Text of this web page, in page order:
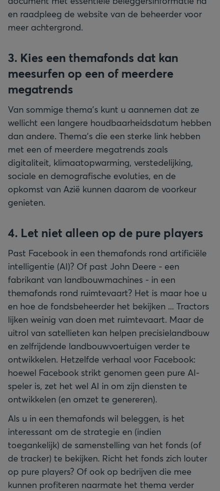
en raadpleeg de website van de beheerder voor
meer achtergrond.
3. Kies een themafonds dat kan
meesurfen op een of meerdere
megatrends
Van sommige thema’s kunt u aannemen dat ze
wellicht een langere houdbaarheidsdatum hebben
dan andere. Thema’s die een sterke link hebben
met een of meerdere megatrends zoals
digitaliteit, klimaatopwarming, verstedelijking,
sociale en demografische evoluties, en de
opkomst van Azië kunnen daarom de voorkeur
genieten.
4. Let niet alleen op de pure players
Past Facebook in een themafonds rond artificiële
intelligentie (AI)? Of past John Deere - een
fabrikant van landbouwmachines - in een
themafonds rond ruimtevaart? Het is maar hoe u
en hoe de fondsbeheerder het bekijken ... Tractors
lijken weinig van doen met ruimtevaart. Maar de
uitrol van satellieten kan helpen precisielandbouw
en zelfrijdende landbouwvoertuigen verder te
ontwikkelen. Hetzelfde verhaal voor Facebook:
hoewel Facebook strikt genomen geen pure AI-
speler is, zet het wel AI in om zijn diensten te
ontwikkelen (en omzet te genereren).
Als u in een themafonds wil beleggen, is het
interessant om de strategie en (indien
toegankelijk) de samenstelling van het fonds (of
de tracker) te bekijken. Richt het fonds zich louter
op pure players? Of ook op bedrijven die mee
kunnen profiteren naarmate het thema verder